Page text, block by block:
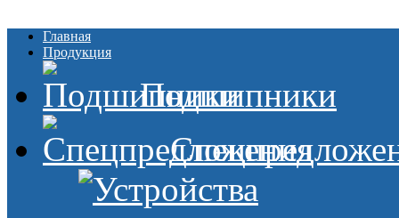
Главная
Продукция
Подшипники